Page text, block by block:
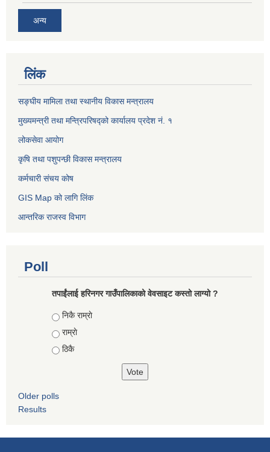
अन्य
लिंक
सङ्घीय मामिला तथा स्थानीय विकास मन्त्रालय
मुख्यमन्त्री तथा मन्त्रिपरिषद्को कार्यालय प्रदेश नं. १
लोकसेवा आयोग ​​​​
कृषि तथा पशुपन्छी विकास मन्त्रालय
कर्मचारी संचय कोष
GIS Map को लागि लिंक
आन्तरिक राजस्व विभाग
Poll
तपाईंलाई हरिनगर गाउँपालिकाको वेवसाइट कस्तो लाग्यो ?
Choices
निकै राम्राे
राम्राे
ठिकै
Older polls
Results